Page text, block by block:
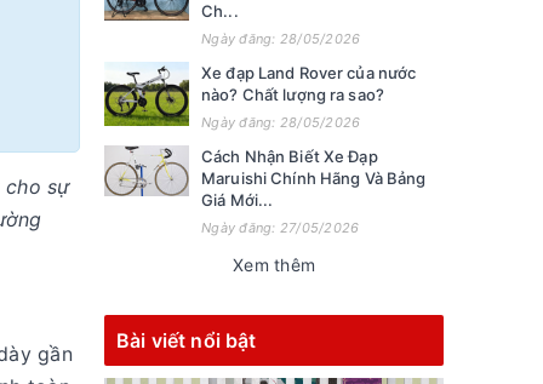
cho sự
gần
Ch...
Ngày đăng: 28/05/2026
Xe đạp Land Rover của nước
nào? Chất lượng ra sao?
Ngày đăng: 28/05/2026
Cách Nhận Biết Xe Đạp
Maruishi Chính Hãng Và Bảng
Giá Mới...
Ngày đăng: 27/05/2026
Xem thêm
Bài viết nổi bật